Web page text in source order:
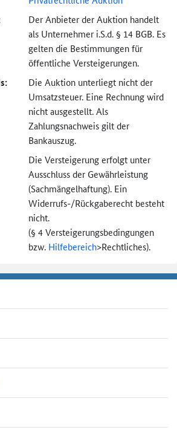
Der Anbieter der Auktion handelt
als Unternehmer i.S.d. § 14 BGB. Es
gelten die Bestimmungen für
öffentliche Versteigerungen.
Die Auktion unterliegt nicht der
Umsatzsteuer. Eine Rechnung wird
nicht ausgestellt. Als
Zahlungsnachweis gilt der
Bankauszug.
Die Versteigerung erfolgt unter
Ausschluss der Gewährleistung
(Sachmängel­haftung). Ein
Widerrufs-/Rückgaberecht besteht
nicht.
(§ 4 Versteigerungs­bedingungen
bzw. Hilfebereich>Rechtliches).